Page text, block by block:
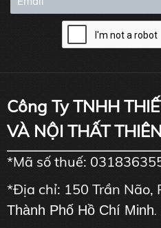
Công Ty TNHH
VÀ NỘI THẤT
*Mã số thuế:
*Địa chỉ: 150 Trần Não,
Thành Phố Hồ Chí Minh.